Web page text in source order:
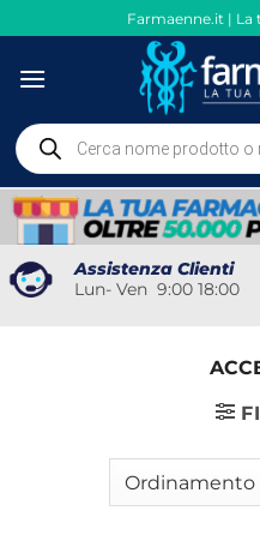
ai
contenuti
Farmaenne.it | La
Ricerca
prodotti
Assistenza Clienti
Lun- Ven 9:00 18:00